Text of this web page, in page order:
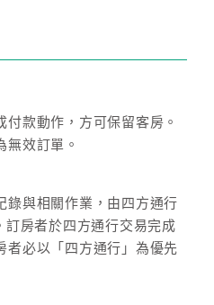
款動作，方可保留客房。
無效訂單。
錄與相關作業，由四方通行
訂房者於四方通行交易完成
者必以「四方通行」為優先